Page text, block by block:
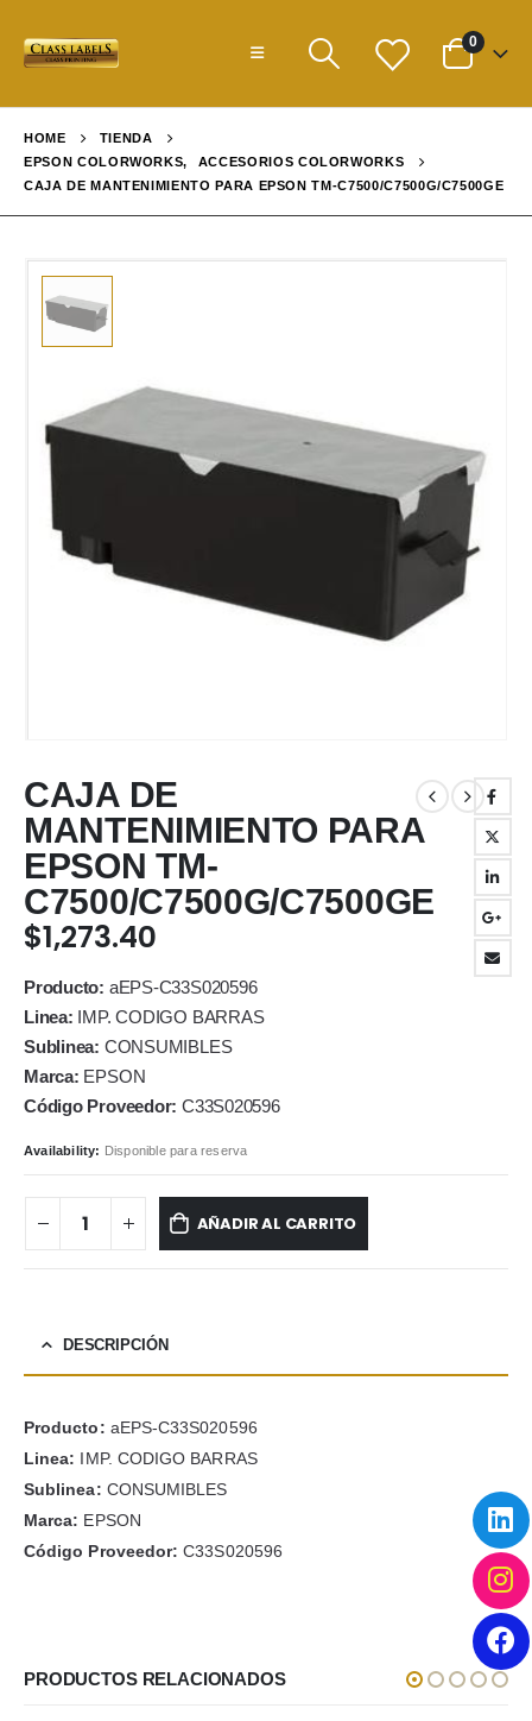
0
HOME
TIENDA
EPSON COLORWORKS,
ACCESORIOS COLORWORKS
CAJA DE MANTENIMIENTO PARA EPSON TM-C7500/C7500G/C7500GE
CAJA DE
MANTENIMIENTO PARA
EPSON TM-
C7500/C7500G/C7500GE
$1,273.40
Producto: aEPS-C33S020596
Linea: IMP. CODIGO BARRAS
Sublinea: CONSUMIBLES
Marca: EPSON
Código Proveedor: C33S020596
Availability: Disponible para reserva
AÑADIR AL CARRITO
DESCRIPCIÓN
Producto: aEPS-C33S020596
Linea: IMP. CODIGO BARRAS
Sublinea: CONSUMIBLES
Marca: EPSON
Código Proveedor: C33S020596
PRODUCTOS RELACIONADOS